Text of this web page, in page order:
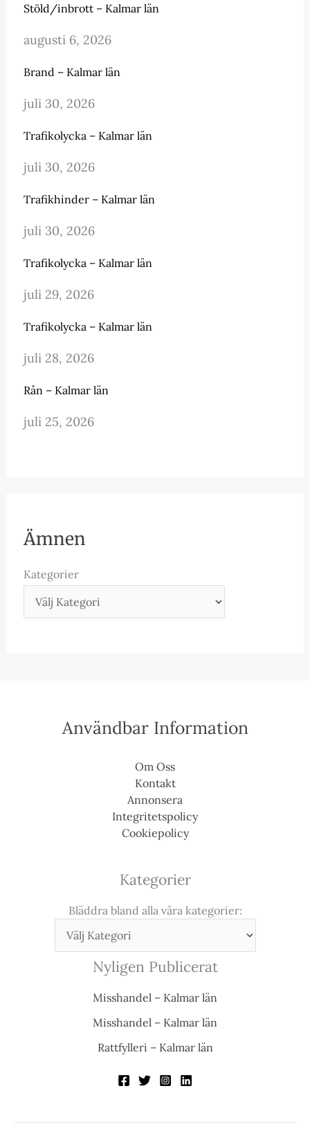
Stöld/inbrott – Kalmar län
augusti 6, 2026
Brand – Kalmar län
juli 30, 2026
Trafikolycka – Kalmar län
juli 30, 2026
Trafikhinder – Kalmar län
juli 30, 2026
Trafikolycka – Kalmar län
juli 29, 2026
Trafikolycka – Kalmar län
juli 28, 2026
Rån – Kalmar län
juli 25, 2026
Ämnen
Kategorier
Användbar Information
Om Oss
Kontakt
Annonsera
Integritetspolicy
Cookiepolicy
Kategorier
Bläddra bland alla våra kategorier:
Nyligen Publicerat
Misshandel – Kalmar län
Misshandel – Kalmar län
Rattfylleri – Kalmar län